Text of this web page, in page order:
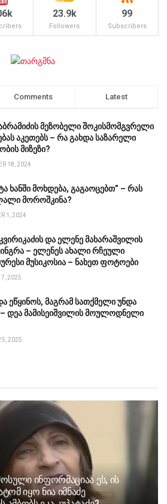
23.9k
Followers
99
Subscribers
Comments Latest
მეზობელი შოკისმომგვრელი
აკეთებს – რა გახდა საზარელი
მიზეზი?
18, 2024
ხანში მოხდება, გაგაოცებთ” – რას
მოროშკინა?
1, 2024
და ელენე მახარაშვილის
– ელენეს ახალი რჩეული
მუსიკოსია – ნახეთ ფოტოები
7, 2025
ეწყინოს, მაგრამ სათქმელი უნდა
დეა მამისეიშვილის მოულოდნელი
5, 2025
ინფორმაციაა ეს, ის
იყო ნია იმნაძე